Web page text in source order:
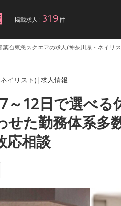
掲載求人 : 319件
葉台東急スクエアの求人(神奈川県・ネイリ
イリスト)|求人情報
～12日で選べ
せた勤務体系多
応相談